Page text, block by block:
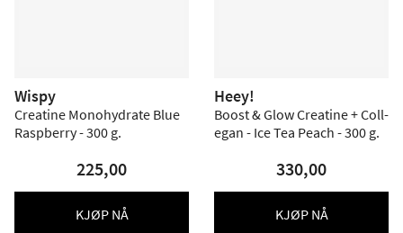
Wispy
Creatine Monohydrate Blue
Raspberry - 300 g.
225,00
KJØP NÅ
Heey!
Boost & Glow Creatine + Coll-
egan - Ice Tea Peach - 300 g.
330,00
KJØP NÅ